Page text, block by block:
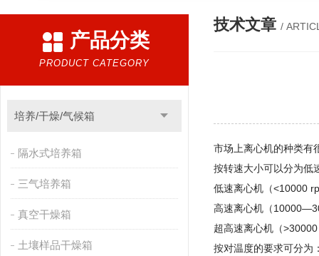
产品分类
PRODUCT CATEGORY
培养/干燥/气候箱
隔水式培养箱
三气培养箱
真空干燥箱
土壤样品干燥箱
技术文章 /
市场上离心机的种类有
按转速大小可以分为低
低速离心机（<10000
高速离心机（
超高速离心机（
按对温度的要求可分为